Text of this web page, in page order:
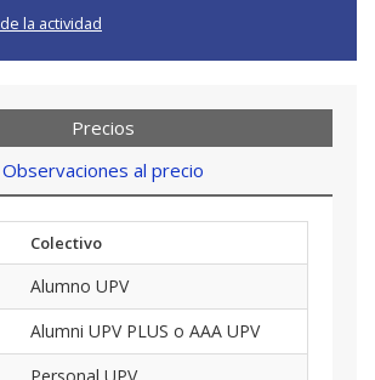
de la actividad
Precios
Observaciones al precio
Colectivo
Alumno UPV
Alumni UPV PLUS o AAA UPV
Personal UPV